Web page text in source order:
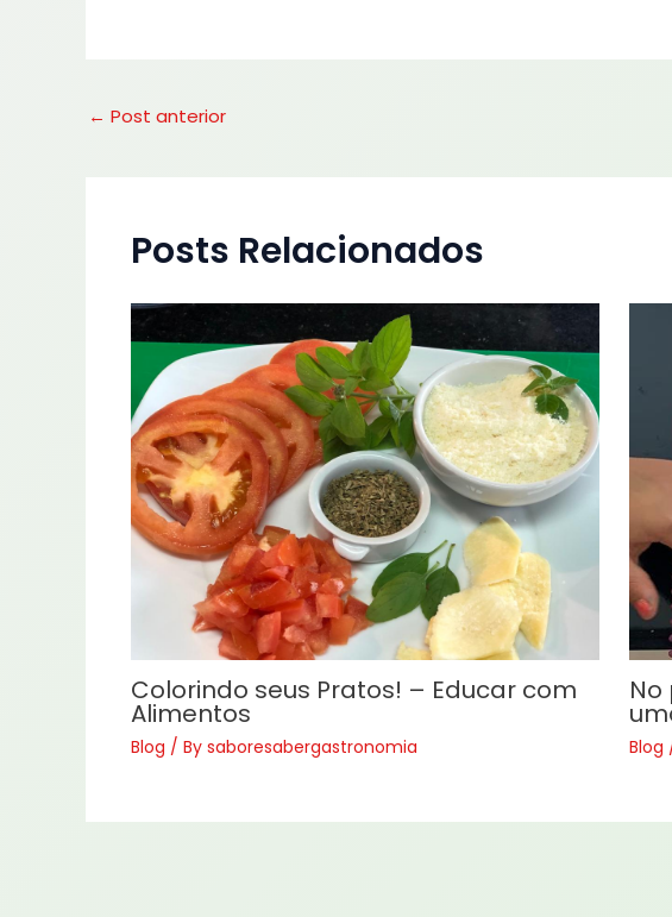
← Post anterior
Posts Relacionados
Colorindo seus Pratos! – Educar com
Alimentos
Blog / By saboresabergastronomia Blog